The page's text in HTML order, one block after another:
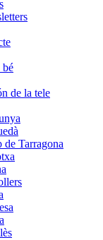
bé
de la tele
de Tarragona